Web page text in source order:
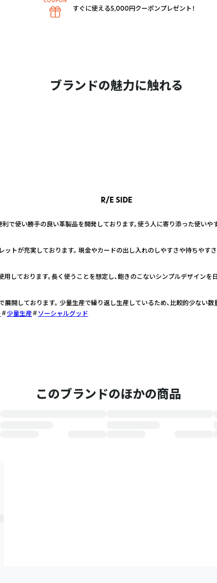
ブランドの魅力に触れる
R/E SIDE
利で使い勝手の良い革製品を開発しております。使う人に寄り添った使いや
トが充実しております。 現金やカードの出し入れのしやすさや持ちやす
しております。長く使うことを想定し、飽きのこないシンプルデザインを
開しております。 少量生産で繰り返し生産しているため、比較的少ない
少量生産 ソーシャルグッド
このブランドのほかの商品
すぐに使える5,000円クーポンプレゼント！